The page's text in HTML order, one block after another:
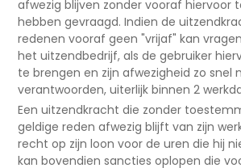
afwezig blijven zonder vooraf hiervoor
hebben gevraagd. Indien de
redenen vooraf geen "vrijaf" kan
het uitzendbedrijf, als de gebruiker
te brengen en zijn afwezigheid zo snel
verantwoorden, uiterlijk binnen 2
Een uitzendkracht die zonder
geldige reden afwezig blijft van zijn
recht op zijn loon voor de uren die hij
kan bovendien sancties oplopen die